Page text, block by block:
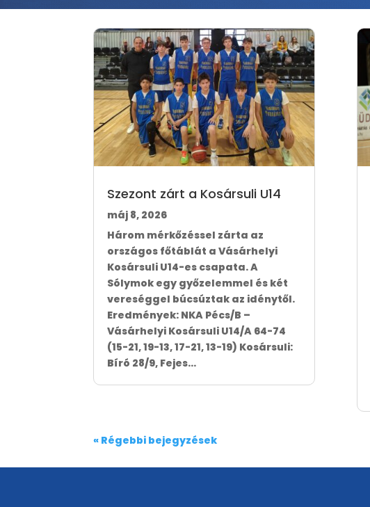
Szezont zárt a Kosársuli U14
máj 8, 2026
Három mérkőzéssel zárta az
országos főtáblát a Vásárhelyi
Kosársuli U14-es csapata. A
Sólymok egy győzelemmel és két
vereséggel búcsúztak az idénytől.
Eredmények: NKA Pécs/B –
Vásárhelyi Kosársuli U14/A 64-74
(15-21, 19-13, 17-21, 13-19) Kosársuli:
Bíró 28/9, Fejes...
« Régebbi bejegyzések